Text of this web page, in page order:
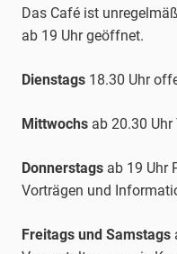
Das Café ist
ab 19 Uhr geöffnet.
Dienstags 18.30 Uhr
Mittwochs ab 20.30 Uhr
Donnerstags ab 19 Uhr
Vorträgen und
Freitags und Samstags